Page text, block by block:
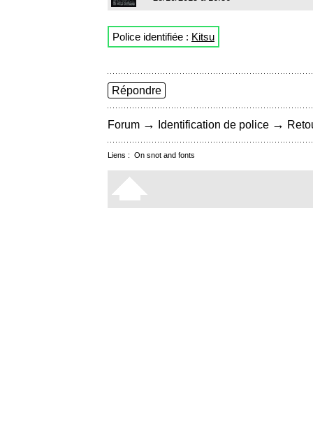
Police identifiée : Kitsu
Répondre
Forum → Identification de police →
Liens : On snot and fonts